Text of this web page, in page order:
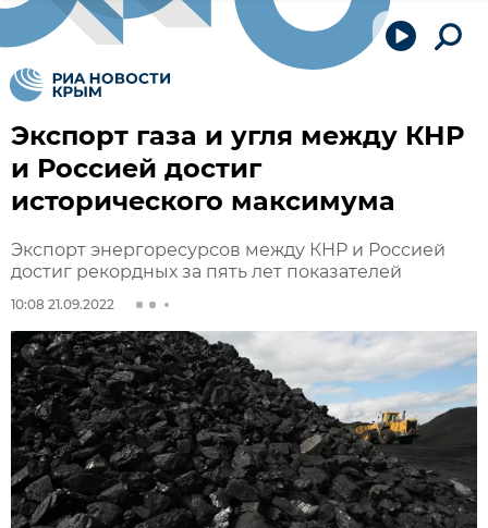
Экспорт газа и угля между КНР
и Россией достиг
исторического максимума
Экспорт энергоресурсов между КНР и Россией
достиг рекордных за пять лет показателей
10:08 21.09.2022